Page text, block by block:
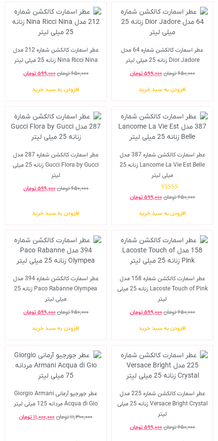
عطر اسمارت کالکشن شماره 64 مدل
Dior Jadore زنانه 25 میلی لیتر
۶۵۰,۰۰۰تومان۵۹۹,۰۰۰ تومان
افزودن به سبد خرید
عطر اسمارت کالکشن شماره 212 مدل
Nina Ricci Nina زنانه 25 میلی لیتر
۶۵۰,۰۰۰تومان۵۹۹,۰۰۰ تومان
افزودن به سبد خرید
عطر اسمارت کالکشن شماره 387 مدل
Lancome La Vie Est Belle زنانه 25
میلی لیتر
نمره
5.00
۶۵۰,۰۰۰تومان۵۹۹,۰۰۰ تومان
افزودن به سبد خرید
عطر اسمارت کالکشن شماره 287 مدل
Gucci Flora by Gucci زنانه 25 میلی
لیتر
۶۵۰,۰۰۰تومان۵۹۹,۰۰۰ تومان
افزودن به سبد خرید
عطر اسمارت کالکشن شماره 158 مدل
Lacoste Touch of Pink زنانه 25 میلی
لیتر
۶۵۰,۰۰۰تومان۵۹۹,۰۰۰ تومان
افزودن به سبد خرید
عطر اسمارت کالکشن شماره 394 مدل
Paco Rabanne Olympea زنانه 25
میلی لیتر
۶۵۰,۰۰۰تومان۵۹۹,۰۰۰ تومان
افزودن به سبد خرید
عطر اسمارت کالکشن شماره 225 مدل
Versace Bright Crystal زنانه 25 میلی
لیتر
۶۵۰,۰۰۰تومان۵۹۹,۰۰۰ تومان
عطر جورجیو آرمانی Giorgio Armani
Acqua di Gio مردانه 125 میلی لیتر
۱۱,۳۰۰,۰۰۰تومان۱۱,۰۰۰,۰۰۰ تومان